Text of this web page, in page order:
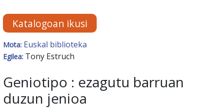
Katalogoan ikusi
Mota: Euskal biblioteka
Egilea: Tony Estruch
Geniotipo : ezagutu barruan
duzun jenioa